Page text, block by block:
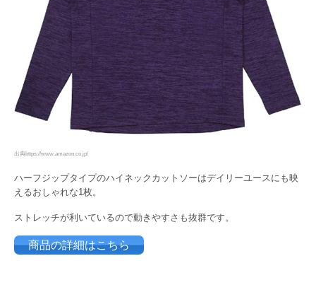
出典https://www.amazon.co.jp/
ハーフジップタイプのハイネックカットソーはデイリーユースにも映
えるおしゃれな1枚。
ストレッチが利いているので動きやすさも抜群です。
商品の詳細はこちら